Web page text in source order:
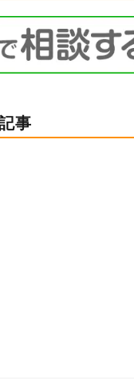
事